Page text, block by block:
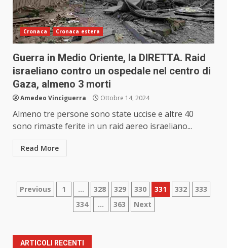
Cronaca Cronaca estera
Guerra in Medio Oriente, la DIRETTA. Raid
israeliano contro un ospedale nel centro di
Gaza, almeno 3 morti
Amedeo Vinciguerra Ottobre 14, 2024
Almeno tre persone sono state uccise e altre 40
sono rimaste ferite in un raid aereo israeliano...
Read More
Paginazione
articoli
Previous 1 … 328 329 330 331 332
333
334
… 363 Next
ARTICOLI RECENTI